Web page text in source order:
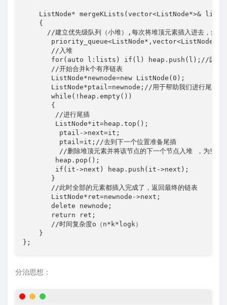
ListNode* mergeKLists(vector<ListNode*>&
    {
//建立优先级队列（小堆）,每次将堆顶元素插入进去，然后
       //入堆
for(auto l:lists) if(l) heap.push(l);//因为有
       //开始合并k个有序链表
       ListNode*newnode=new ListNode(0);
       ListNode*ptail=newnode;//用于帮助我们进行尾插
       while(!heap.empty())
       {
        //进行尾插
        ListNode*it=heap.top();
         ptail->next=it;
         ptail=it;//去到下一个位置准备尾插
//删除堆顶元素并将该节点的下一个节点入堆 ，为空就
        heap.pop();
        if(it->next) heap.push(it->next);
       }
       //此时全部的元素都插入完成了，返回最终的链表
       ListNode*ret=newnode->next;
       delete newnode;
       return ret;
       //时间复杂度o（n*k*logk）
    }
};
分治思想：